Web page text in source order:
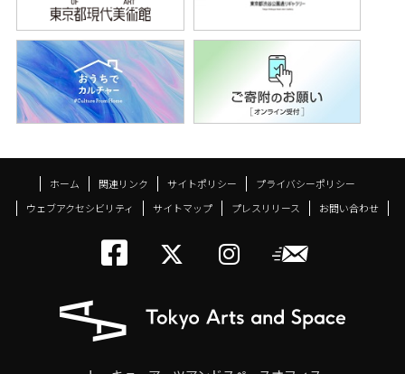
ホーム 関連リンク サイトポリシー
プライバシーポリシー
ウェブアクセシビリティ
サイトマップ プレスリリース お問い合わせ
トーキョーアーツ
メールニ